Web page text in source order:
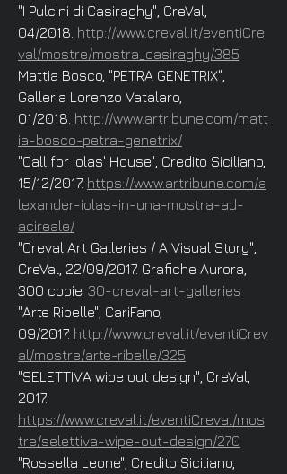
"I Pulcini di Casiraghy", CreVal,
04/2018. http://www.creval.it/eventiCre
val/mostre/mostra_casiraghy/385
Mattia Bosco, "PETRA GENETRIX",
Galleria Lorenzo Vatalaro,
01/2018. http://www.artribune.com/matt
ia-bosco-petra-genetrix/
"Call for Iolas' House", Credito Siciliano,
15/12/2017. https://www.artribune.com/a
lexander-iolas-in-una-mostra-ad-
acireale/
"Creval Art Galleries / A Visual Story",
CreVal, 22/09/2017. Grafiche Aurora,
300 copie. 30-creval-art-galleries
"Arte Ribelle", CariFano,
09/2017. http://www.creval.it/eventiCrev
al/mostre/arte-ribelle/325
"SELETTIVA wipe out design", CreVal,
2017.
https://www.creval.it/eventiCreval/mos
tre/selettiva-wipe-out-design/270
"Rossella Leone", Credito Siciliano,